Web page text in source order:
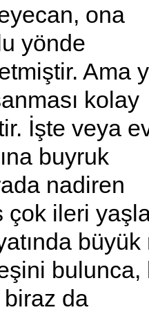
ona
yönde
Ama
kolay
İşte veya
buyruk
nadiren
çok ileri
büyük
bulunca,
da